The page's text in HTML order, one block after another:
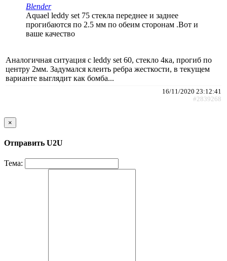
Blender
Aquael leddy set 75 стекла переднее и заднее
прогибаются по 2.5 мм по обеим сторонам .Вот и
ваше качество
Аналогичная ситуация с leddy set 60, стекло 4ка, прогиб по
центру 2мм. Задумался клеить ребра жесткости, в текущем
варианте выглядит как бомба...
16/11/2020 23:12:41
#2839268
×
Отправить U2U
Тема: